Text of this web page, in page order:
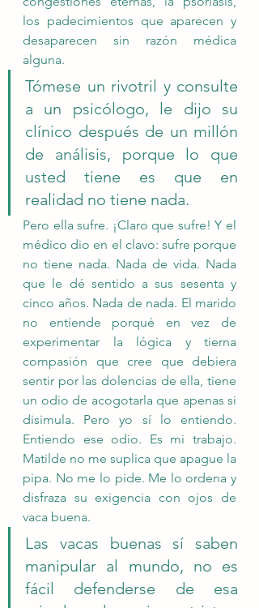
los padecimientos que aparecen y
desaparecen sin razón médica
alguna.
Tómese un rivotril y consulte
a un psicólogo, le dijo su
clínico después de un millón
de análisis, porque lo que
usted tiene es que en
realidad no tiene nada.
Pero ella sufre. ¡Claro que sufre! Y el
médico dio en el clavo: sufre porque
no tiene nada. Nada de vida. Nada
que le dé sentido a sus sesenta y
cinco años. Nada de nada. El marido
no entiende porqué en vez de
experimentar la lógica y tierna
compasión que cree que debiera
sentir por las dolencias de ella, tiene
un odio de acogotarla que apenas si
disimula. Pero yo sí lo entiendo.
Entiendo ese odio. Es mi trabajo.
Matilde no me suplica que apague la
pipa. No me lo pide. Me lo ordena y
disfraza su exigencia con ojos de
vaca buena.
Las vacas buenas sí saben
manipular al mundo, no es
fácil defenderse de esa